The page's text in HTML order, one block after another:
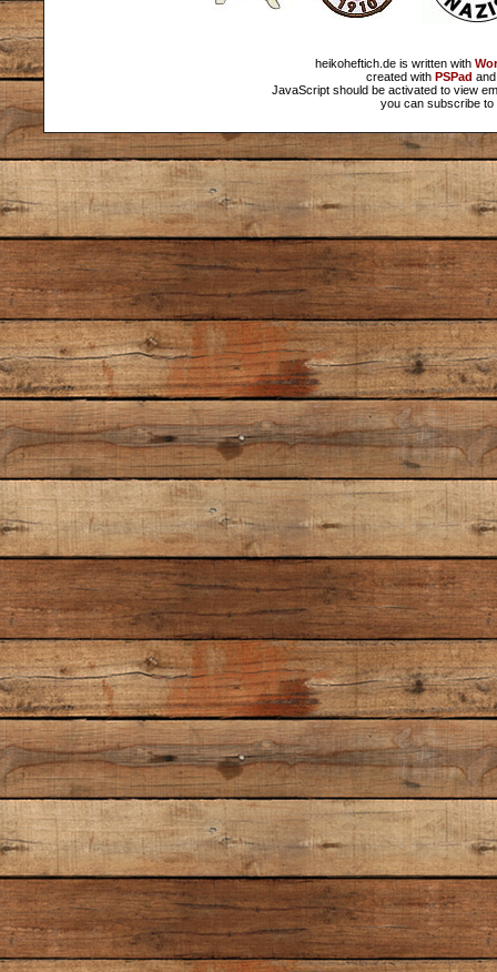
heikoheftich.de is written with
created with PSPad
JavaScript should be activated to view
you can subscribe